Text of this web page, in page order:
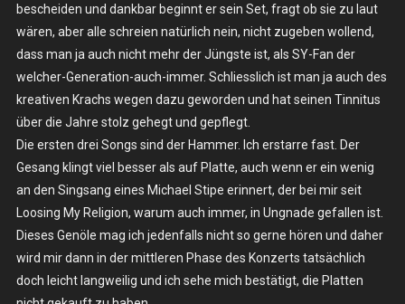
bescheiden und dankbar beginnt er sein Set, fragt ob sie zu laut
wären, aber alle schreien natürlich nein, nicht zugeben wollend,
dass man ja auch nicht mehr der Jüngste ist, als SY-Fan der
welcher-Generation-auch-immer. Schliesslich ist man ja auch des
kreativen Krachs wegen dazu geworden und hat seinen Tinnitus
über die Jahre stolz gehegt und gepflegt.
Die ersten drei Songs sind der Hammer. Ich erstarre fast. Der
Gesang klingt viel besser als auf Platte, auch wenn er ein wenig
an den Singsang eines Michael Stipe erinnert, der bei mir seit
Loosing My Religion, warum auch immer, in Ungnade gefallen ist.
Dieses Genöle mag ich jedenfalls nicht so gerne hören und daher
wird mir dann in der mittleren Phase des Konzerts tatsächlich
doch leicht langweilig und ich sehe mich bestätigt, die Platten